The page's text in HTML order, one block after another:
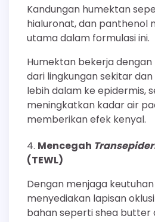
Kandungan humektan
hialuronat, dan panthenol
utama dalam formulasi ini.
Humektan bekerja
dari lingkungan sekitar
lebih dalam ke epidermis,
meningkatkan kadar air
memberikan efek kenyal.
Mencegah
(TEWL)
Dengan menjaga keutuhan
menyediakan lapisan
bahan seperti shea butter